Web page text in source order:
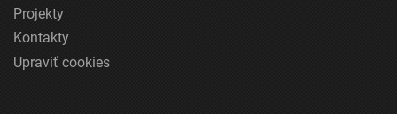
Projekty
Kontakty
Upraviť cookies